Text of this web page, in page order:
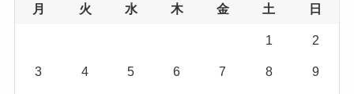
月 火 水 木 金 土 日
1 2
3 4 5 6 7 8 9